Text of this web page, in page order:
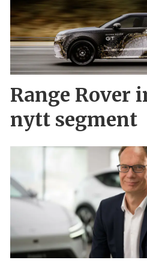
Range Rover
nytt segment